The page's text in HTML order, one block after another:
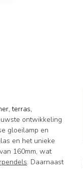
terras,
ontwikkeling
gloeilamp en
en het unieke
160mm, wat
. Daarnaast